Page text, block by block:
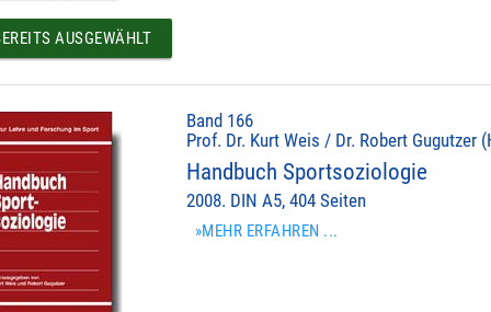
AUSGEWÄHLT
Band 166
Prof. Dr. Kurt Weis / Dr. Robert Gugutzer
Handbuch Sportsoziologie
2008. DIN A5, 404 Seiten
»MEHR ERFAHREN ...